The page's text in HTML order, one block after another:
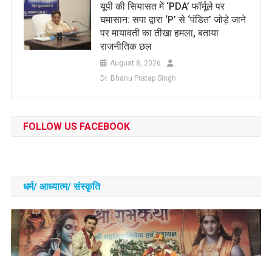
यूपी की सियासत में ‘PDA’ फॉर्मूले पर
घमासान: सपा द्वारा ‘P’ से ‘पंडित’ जोड़े जाने
पर मायावती का तीखा हमला, बताया
राजनीतिक छल
August 8, 2026
Dr. Bhanu Pratap Singh
FOLLOW US FACEBOOK
धर्म/ आध्‍यात्‍म/ संस्‍कृति